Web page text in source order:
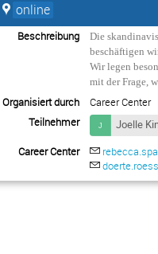
online
Beschreibung
Die
beschäftigen
Wir legen
mit der Frage,
Organisiert durch
Career Center
Teilnehmer
Joelle
Career Center